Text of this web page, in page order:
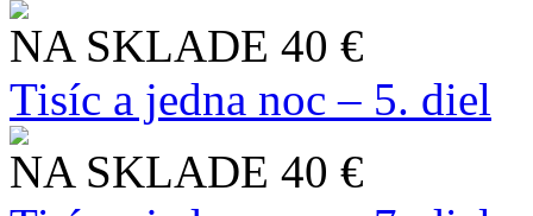
NA SKLADE 40 €
Tisíc a jedna noc – 5. diel
NA SKLADE 40 €